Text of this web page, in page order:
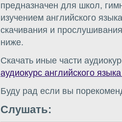
предназначен для школ,
изучением английского
скачивания и
ниже.
Скачать иные части
аудиокурс английского
Буду рад если вы
Слушать: